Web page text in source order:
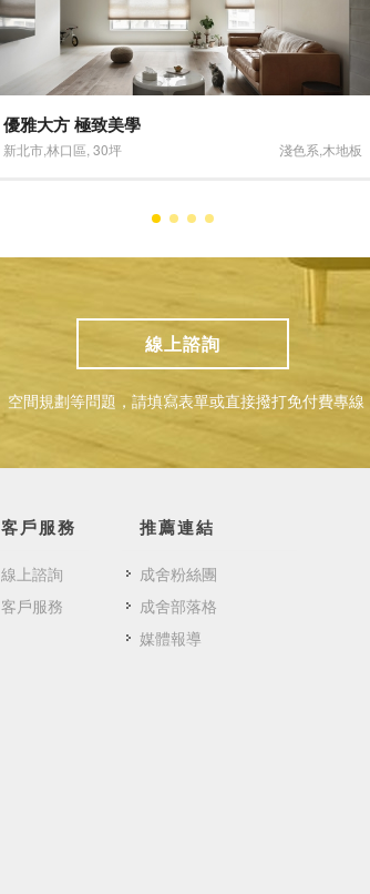
美式作風 復古情懷
台中市北屯區 26坪 深色系,深淺混搭系
線上諮詢
空間規劃等問題，請填寫表單或直接撥打免付費專線
客戶服務
線上諮詢
客戶服務
推薦連結
成舍粉絲團
成舍部落格
媒體報導